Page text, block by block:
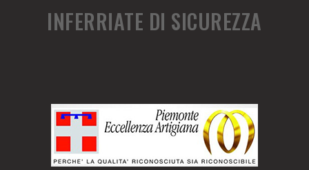
INFERRIATE DI SICUREZZA